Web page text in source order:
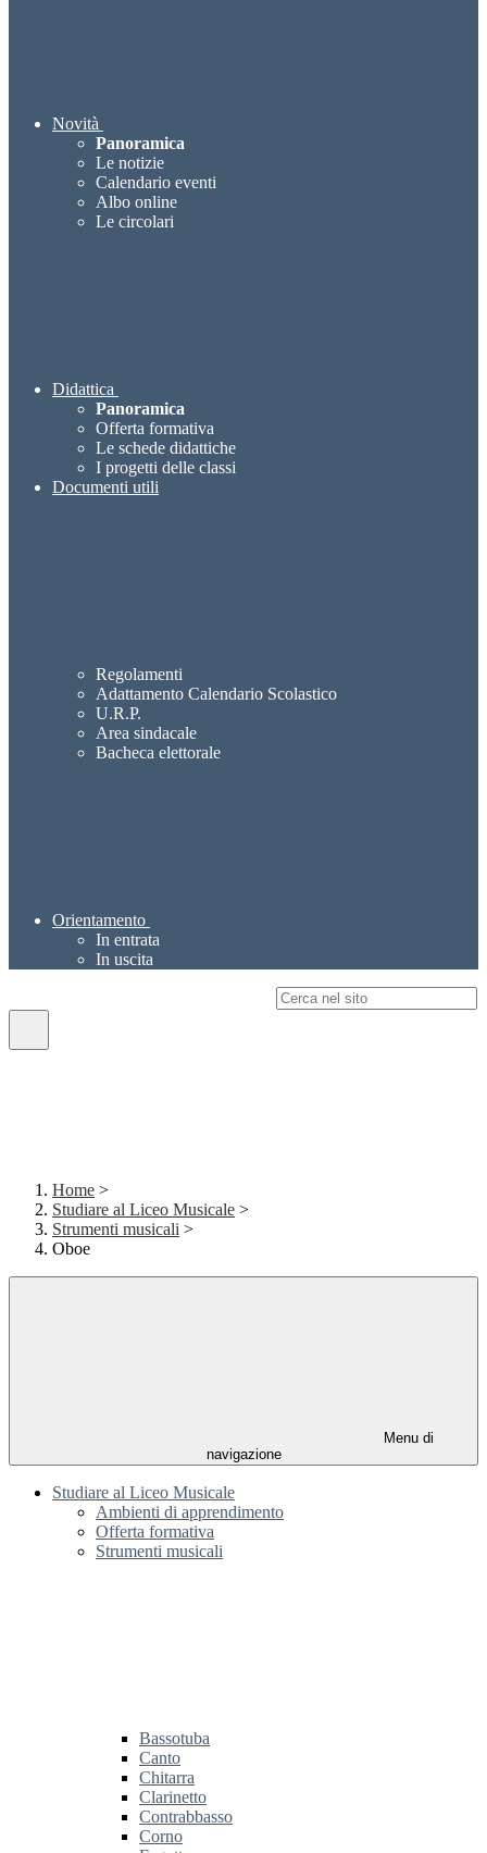
Novità
Panoramica
Le notizie
Calendario eventi
Albo online
Le circolari
Didattica
Panoramica
Offerta formativa
Le schede didattiche
I progetti delle classi
Documenti utili
Regolamenti
Adattamento Calendario Scolastico
U.R.P.
Area sindacale
Bacheca elettorale
Orientamento
In entrata
In uscita
Home >
Studiare al Liceo Musicale >
Strumenti musicali >
Oboe
Menu di
navigazione
Studiare al Liceo Musicale
Ambienti di apprendimento
Offerta formativa
Strumenti musicali
Bassotuba
Canto
Chitarra
Clarinetto
Contrabbasso
Corno